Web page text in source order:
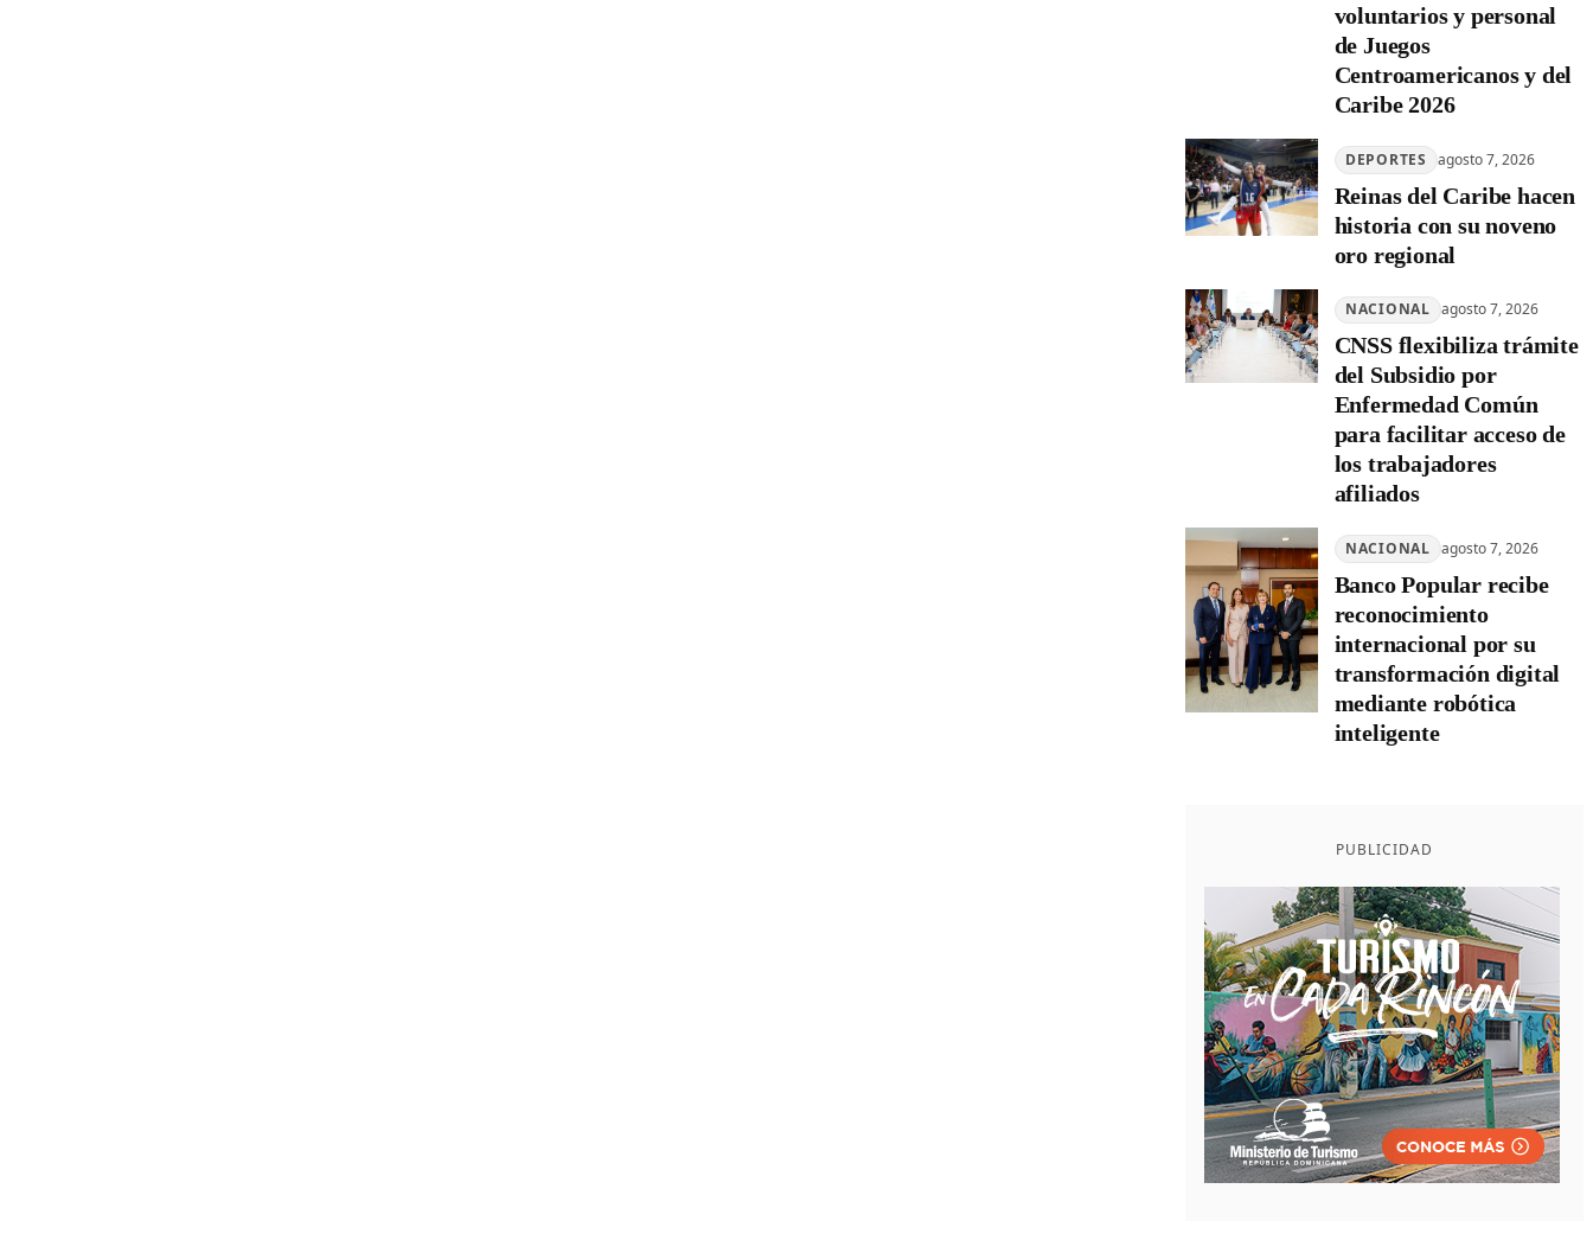
voluntarios y personal
de Juegos
Centroamericanos y del
Caribe 2026
DEPORTES agosto 7, 2026
Reinas del Caribe hacen
historia con su noveno
oro regional
NACIONAL agosto 7, 2026
CNSS flexibiliza trámite
del Subsidio por
Enfermedad Común
para facilitar acceso de
los trabajadores
afiliados
NACIONAL agosto 7, 2026
Banco Popular recibe
reconocimiento
internacional por su
transformación digital
mediante robótica
inteligente
PUBLICIDAD